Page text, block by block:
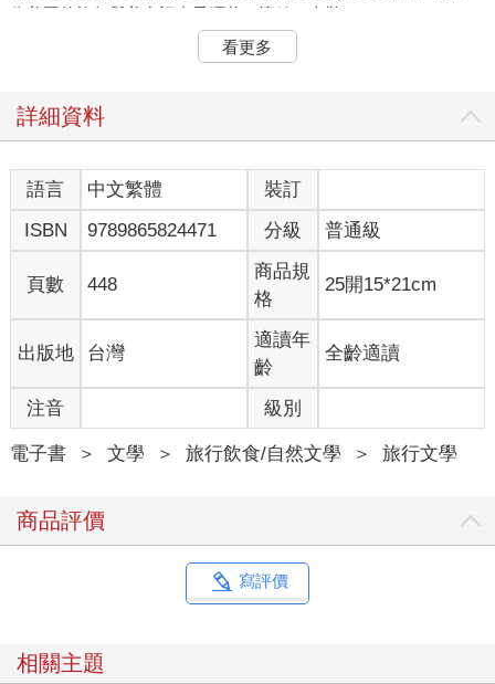
位美國的旅行與美食記者愛彌莉．懷絲．米勒(Emily Wise
>擔任旅行與美食的記者，有一次當她採訪來到托斯卡尼與佛羅倫
站繼續擔任美食與旅行的特約撰述，但現在她的職志是向世人推
薦介紹托斯卡尼的「美好生活」了。
這一類的故事很多，有時候是推銷書本的手段，不能盡信，不過
讀起書中的內容，發現作者米勒小姐的胃口很好，她照顧到的層
面不僅是著名餐廳，還包括麵包店、冰淇淋店、酒店、咖啡店、
雜貨店、熟食店、甚至也包括食材店和菜市場，這就讓我相信她
真的有一種「托斯卡尼生活」，而不是到此一遊的「過客」。
但如果你是讀了旅行相關的書才去旅行，書中所記就有了一翻兩
瞪眼的攤牌考驗。書中描繪的世界終究要和「真實世界」相遇，
書寫者究竟是忠於真實，還是製造了真實？在書與「世界」面對
來。
書本的書寫工具畢竟是文字，描寫美食的文章觸動人心的有時候
是文字而非美食本身。我也必須承認，米勒小姐書中觸動我的，
奈不只是一家三明治攤子，它是一項衝撞式運動。」(Nerbone is
看更多
詳細資料
語言 中文繁體
裝訂
ISBN
9789865824471 分級 普通級
頁數 448
商品規
格
25開15*21cm
出版地 台灣
適讀年
齡
全齡適讀
注音 級別
電子書 ＞ 文學 ＞ 旅行飲食/自然文學 ＞ 旅行文學
商品評價
寫評價
相關主題